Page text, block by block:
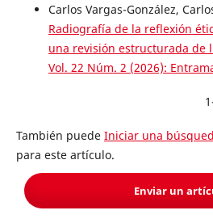
Carlos Vargas-González,
Radiografía de la reflexión
una revisión estructurada de
Vol. 22 Núm. 2 (2026):
También puede Iniciar una
para este artículo.
Enviar un